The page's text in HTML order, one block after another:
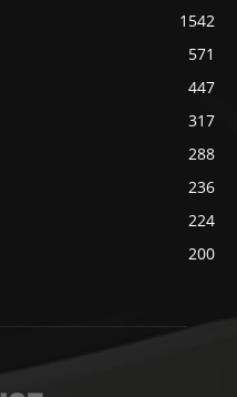
1542
571
447
317
288
236
224
200